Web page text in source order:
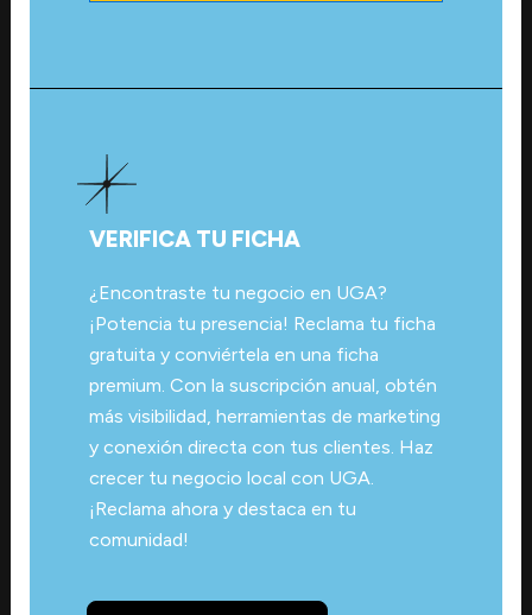
VERIFICA TU FICHA
¿Encontraste tu negocio en UGA?
¡Potencia tu presencia! Reclama tu ficha
gratuita y conviértela en una ficha
premium. Con la suscripción anual, obtén
más visibilidad, herramientas de marketing
y conexión directa con tus clientes. Haz
crecer tu negocio local con UGA.
¡Reclama ahora y destaca en tu
comunidad!